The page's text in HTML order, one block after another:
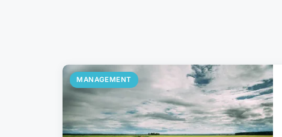
MANAGEMENT